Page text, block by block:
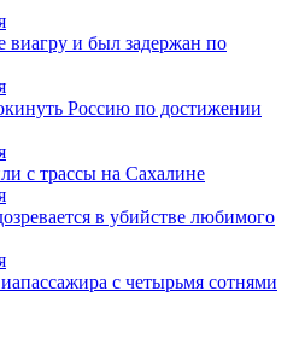
виагру и был задержан по
Россию по достижении
с трассы на Сахалине
в убийстве любимого
с четырьмя сотнями